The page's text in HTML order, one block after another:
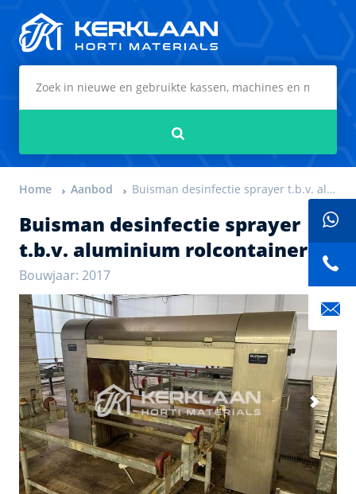
Home Aanbod Buisman desinfectie sprayer t.b.v. aluminium rolcontainers
Buisman desinfectie sprayer
t.b.v. aluminium rolcontainers
Bouwjaar: 2017